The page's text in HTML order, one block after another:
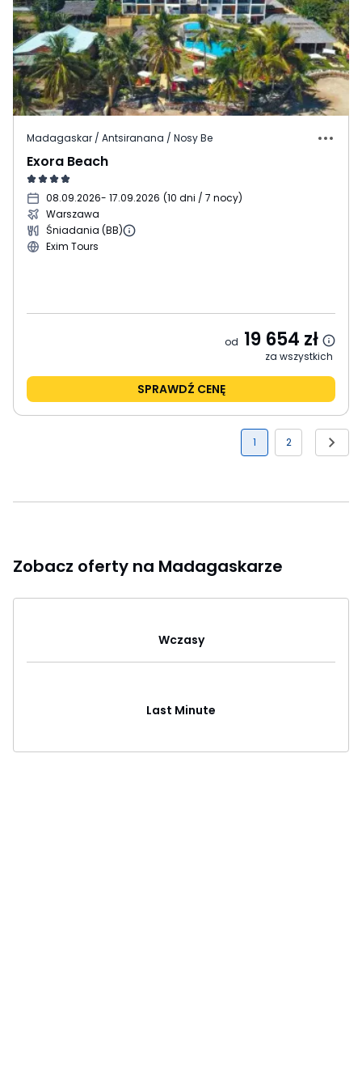
Madagaskar / Antsiranana / Nosy Be
Exora Beach
08.09.2026- 17.09.2026 (10 dni / 7 nocy)
Warszawa
Śniadania (BB)
Exim Tours
od 19 654 zł
za wszystkich
SPRAWDŹ CENĘ
1 2
Zobacz oferty na Madagaskarze
Wczasy
Last Minute